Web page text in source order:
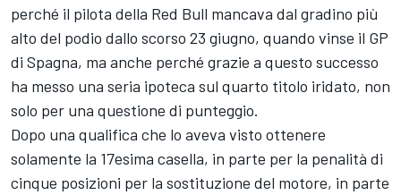
perché il pilota della Red Bull mancava dal gradino più
alto del podio dallo scorso 23 giugno, quando vinse il GP
di Spagna, ma anche perché grazie a questo successo
ha messo una seria ipoteca sul quarto titolo iridato, non
solo per una questione di punteggio.
Dopo una qualifica che lo aveva visto ottenere
solamente la 17esima casella, in parte per la penalità di
cinque posizioni per la sostituzione del motore, in parte